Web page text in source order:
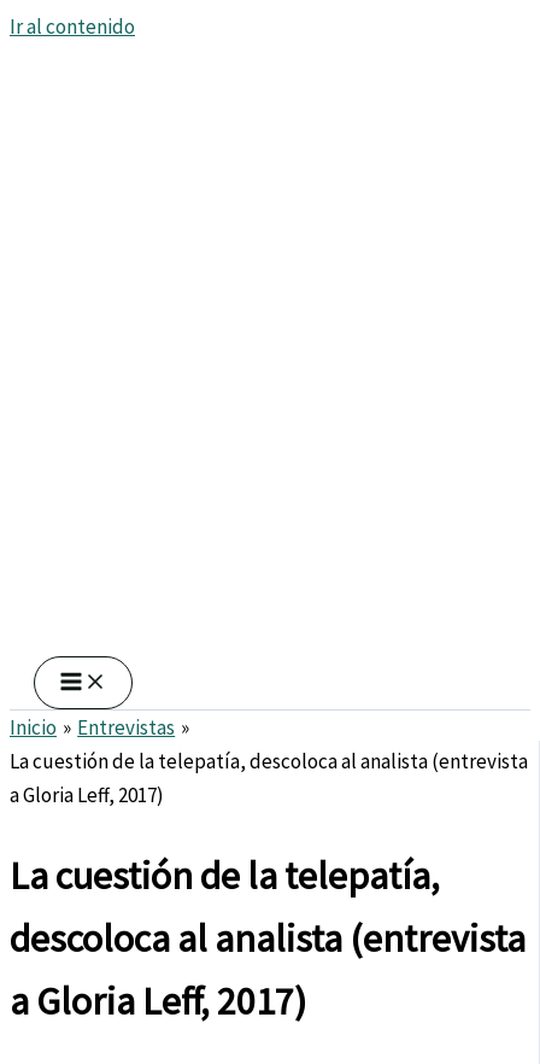
Ir al contenido
Inicio
Entrevistas
La cuestión de la telepatía, descoloca al analista (entrevista
a Gloria Leff, 2017)
La cuestión de la telepatía,
descoloca al analista (entrevista
a Gloria Leff, 2017)